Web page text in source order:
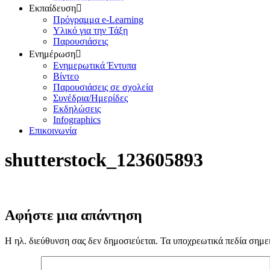
Εκπαίδευση
Πρόγραμμα e-Learning
Υλικό για την Τάξη
Παρουσιάσεις
Ενημέρωση
Ενημερωτικά Έντυπα
Βίντεο
Παρουσιάσεις σε σχολεία
Συνέδρια/Ημερίδες
Εκδηλώσεις
Infographics
Επικοινωνία
shutterstock_123605893
Αφήστε μια απάντηση
Η ηλ. διεύθυνση σας δεν δημοσιεύεται. Τα υποχρεωτικά πεδία